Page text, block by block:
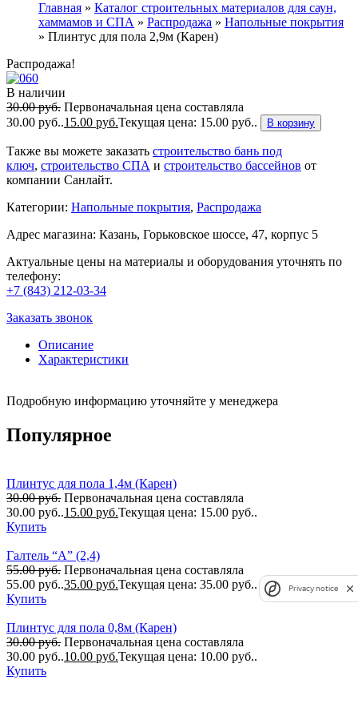
Главная » Каталог строительных материалов для саун,
хаммамов и СПА » Распродажа » Напольные покрытия
» Плинтус для пола 2,9м (Карен)
Распродажа!
В наличии
30.00руб. Первоначальная цена составляла
30.00 руб..15.00 руб.Текущая цена: 15.00 руб.. В корзину
Также вы можете заказать строительство бань под
ключ, строительство СПА и строительство бассейнов от
компании Санлайт.
Категории: Напольные покрытия, Распродажа
Адрес магазина: Казань, Горьковское шоссе, 47, корпус 5
Актуальные цены на материалы и оборудования уточнять по
телефону:
+7 (843) 212-03-34
Заказать звонок
Описание
Характеристики
Подробную информацию уточняйте у менеджера
Популярное
Плинтус для пола 1,4м (Карен)
30.00руб. Первоначальная цена составляла
30.00 руб..15.00 руб.Текущая цена: 15.00 руб..
Купить
Галтель “А” (2,4)
55.00руб. Первоначальная цена составляла
55.00 руб..35.00 руб.Текущая цена: 35.00 руб..
Купить
Плинтус для пола 0,8м (Карен)
30.00руб. Первоначальная цена составляла
30.00 руб..10.00 руб.Текущая цена: 10.00 руб..
Купить
Privacy notice